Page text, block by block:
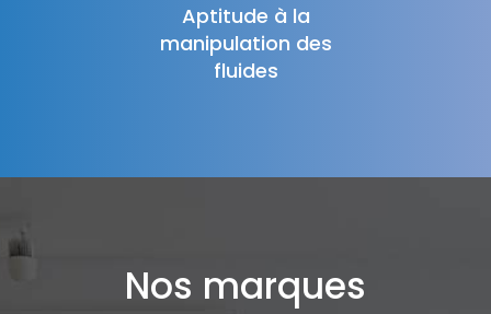
Aptitude à la
manipulation des
fluides
Nos marques